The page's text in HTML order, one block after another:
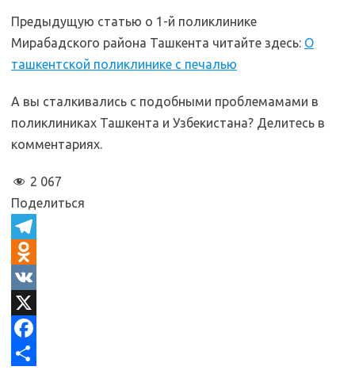
Предыдущую статью о 1-й поликлинике
Мирабадского района Ташкента читайте здесь: О
ташкентской поликлинике с печалью
А вы сталкивались с подобными проблемамами в
поликлиниках Ташкента и Узбекистана? Делитесь в
комментариях.
2 067
Поделиться
T
e
e
g
O
d
n
o
V
KX
F